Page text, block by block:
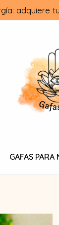
adquiere
GAFAS PARA